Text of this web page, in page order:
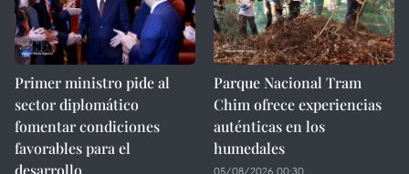
Primer ministro pide al
sector diplomático
fomentar condiciones
favorables para el
desarrollo
Parque Nacional Tram
Chim ofrece experiencias
auténticas en los
humedales
05/08/2026 00:30